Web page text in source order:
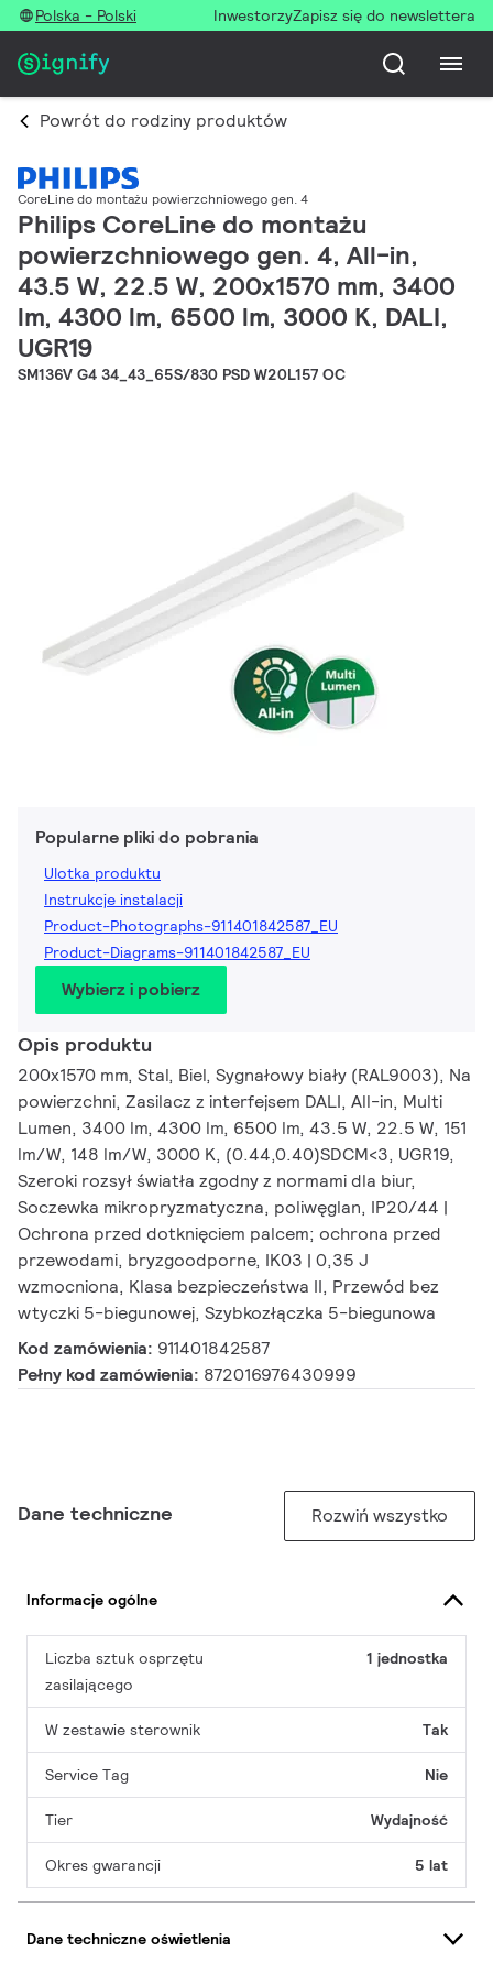
Polska - Polski InwestorzyZapisz się do newslettera
Powrót do rodziny produktów
CoreLine do montażu powierzchniowego gen. 4
Philips CoreLine do montażu
powierzchniowego gen. 4, All-in,
43.5 W, 22.5 W, 200x1570 mm, 3400
lm, 4300 lm, 6500 lm, 3000 K, DALI,
UGR19
SM136V G4 34_43_65S/830 PSD W20L157 OC
Popularne pliki do pobrania
Ulotka produktu
Instrukcje instalacji
Product-Photographs-911401842587_EU
Product-Diagrams-911401842587_EU
Wybierz i pobierz
Opis produktu
200x1570 mm, Stal, Biel, Sygnałowy biały (RAL9003), Na
powierzchni, Zasilacz z interfejsem DALI, All-in, Multi
Lumen, 3400 lm, 4300 lm, 6500 lm, 43.5 W, 22.5 W, 151
lm/W, 148 lm/W, 3000 K, (0.44,0.40)SDCM<3, UGR19,
Szeroki rozsył światła zgodny z normami dla biur,
Soczewka mikropryzmatyczna, poliwęglan, IP20/44 |
Ochrona przed dotknięciem palcem; ochrona przed
przewodami, bryzgoodporne, IK03 | 0,35 J
wzmocniona, Klasa bezpieczeństwa II, Przewód bez
wtyczki 5-biegunowej, Szybkozłączka 5-biegunowa
Kod zamówienia: 911401842587
Pełny kod zamówienia: 872016976430999
Dane techniczne Rozwiń wszystko
Informacje ogólne
Liczba sztuk osprzętu
zasilającego
1 jednostka
W zestawie sterownik Tak
Service Tag Nie
Tier Wydajność
Okres gwarancji 5 lat
Dane techniczne oświetlenia